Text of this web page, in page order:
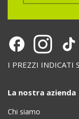
I PREZZI INDICATI
La nostra azienda
Chi siamo